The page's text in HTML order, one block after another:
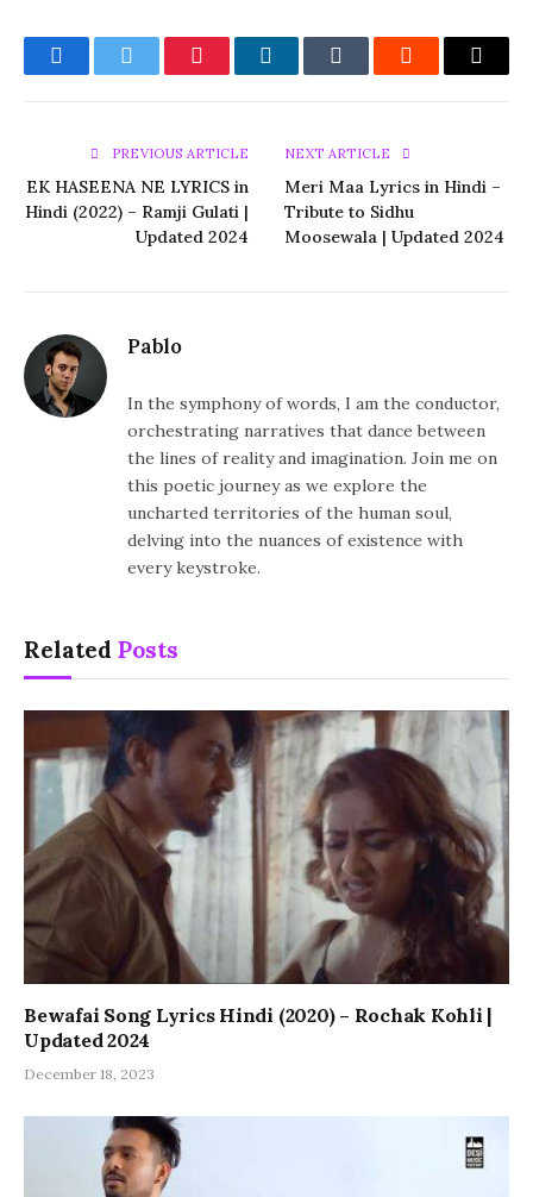
FacebookTwitter PinterestLinkedInTumblr Reddit Email
PREVIOUS ARTICLE
EK HASEENA NE LYRICS in
Hindi (2022) – Ramji Gulati |
Updated 2024
NEXT ARTICLE
Meri Maa Lyrics in Hindi –
Tribute to Sidhu
Moosewala | Updated 2024
Pablo
In the symphony of words, I am the conductor,
orchestrating narratives that dance between
the lines of reality and imagination. Join me on
this poetic journey as we explore the
uncharted territories of the human soul,
delving into the nuances of existence with
every keystroke.
Related Posts
Bewafai Song Lyrics Hindi (2020) – Rochak Kohli |
Updated 2024
December 18, 2023